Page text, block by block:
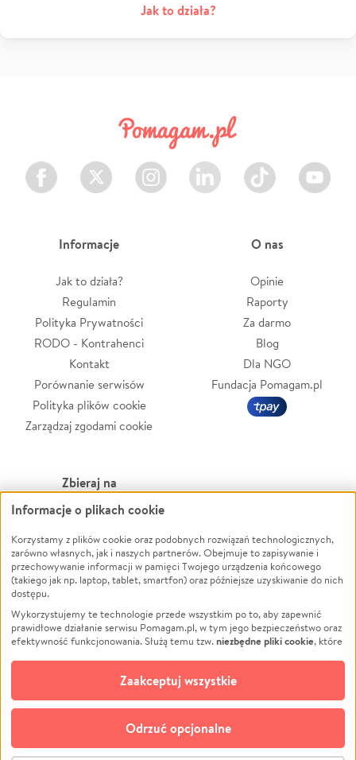
Jak to działa?
Facebook Twitter Instagram LinkedIn TikTok Youtube
Informacje
Jak to działa?
Regulamin
Polityka Prywatności
RODO - Kontrahenci
Kontakt
Porównanie serwisów
Polityka plików cookie
Zarządzaj zgodami cookie
O nas
Opinie
Raporty
Za darmo
Blog
Dla NGO
Fundacja Pomagam.pl
Zbieraj na
Leczenie
Zwierzęta
Pożar
Ukraina
Pomoc Finansowa
Projekty
Pogrzeb
Społeczność lokalna
Kultura
Powódź
Wichura
NGO
Edukacja
Podróż
Impreza
Ochrona środowiska
Biznes
Informacje o plikach cookie
Korzystamy z plików cookie oraz podobnych rozwiązań technologicznych,
zarówno własnych, jak i naszych partnerów. Obejmuje to zapisywanie i
przechowywanie informacji w pamięci Twojego urządzenia końcowego
(takiego jak np. laptop, tablet, smartfon) oraz późniejsze uzyskiwanie do nich
dostępu.
Wykorzystujemy te technologie przede wszystkim po to, aby zapewnić
prawidłowe działanie serwisu Pomagam.pl, w tym jego bezpieczeństwo oraz
efektywność funkcjonowania. Służą temu tzw.niezbędne pliki cookie, które
opcjonalnych plików cookie
technologii do celów analitycznych i retargetingowych. Możesz wyrazić
zgodę na ich stosowanie lub jej odmówić. W dowolnym momencie masz
możliwość zmiany swoich preferencji na stronie „Zarządzaj zgodami cookie”,
do której link znajdziesz w stopce serwisu Pomagam.pl. Opcjonalne pliki
cookie wykorzystywane są w następujących celach:
Odrzuć opcjonalne
Zaakceptuj wszystkie